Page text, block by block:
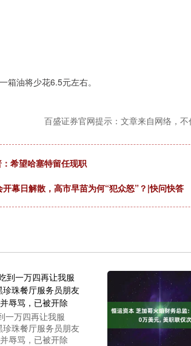
箱油将少花6.5元左右。
百盛证券官网提示：文章来自网络，不
希望哈塞特留任现职
幕日解散，高市早苗为何“犯众怒”？|快问快答
一万四再让我服
珍珠餐厅服务员朋友
辱骂，已被开除